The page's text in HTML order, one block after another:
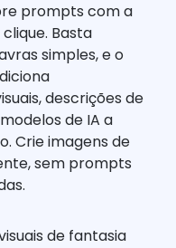
prompts com a
Basta
simples, e o
descrições de
de IA a
Crie imagens de
sem prompts
de fantasia